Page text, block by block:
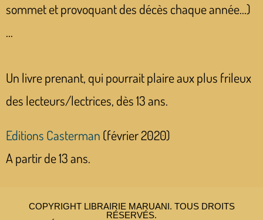
sommet et provoquant des décès chaque année…)
…
Un livre prenant, qui pourrait plaire aux plus frileux
des lecteurs/lectrices, dès 13 ans.
Editions Casterman (février 2020)
A partir de 13 ans.
COPYRIGHT LIBRAIRIE MARUANI. TOUS DROITS
RÉSERVÉS.